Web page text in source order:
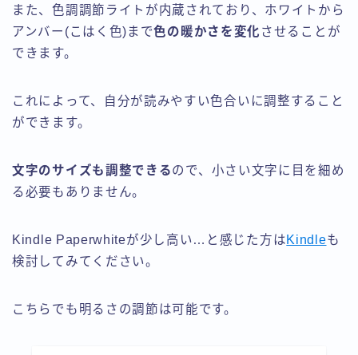
また、色調調節ライトが内蔵されており、ホワイトから
アンバー(こはく色)まで色の暖かさを変化 させることが
できます。
これによって、自分が読みやすい色合いに調整すること
ができます。
文字のサイズも調整できるので、小さい文字に目を細め
る必要もありません。
Kindle Paperwhiteが少し高い…と感じた方はKindleも
検討してみてください。
こちらでも明るさの調節は可能です。